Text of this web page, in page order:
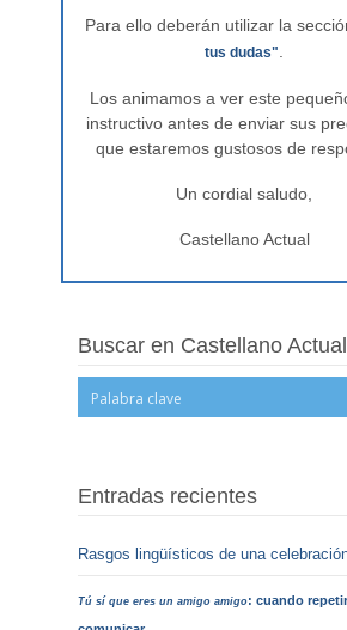
Para ello deberán utilizar la
tus dudas"
Los animamos a ver este
instructivo antes de enviar sus
que estaremos gustosos de
Un cordial saludo,
Castellano Actual
Buscar en Castellano Actual
Entradas recientes
Rasgos lingüísticos de una
Tú sí que eres un amigo amigo: cuando